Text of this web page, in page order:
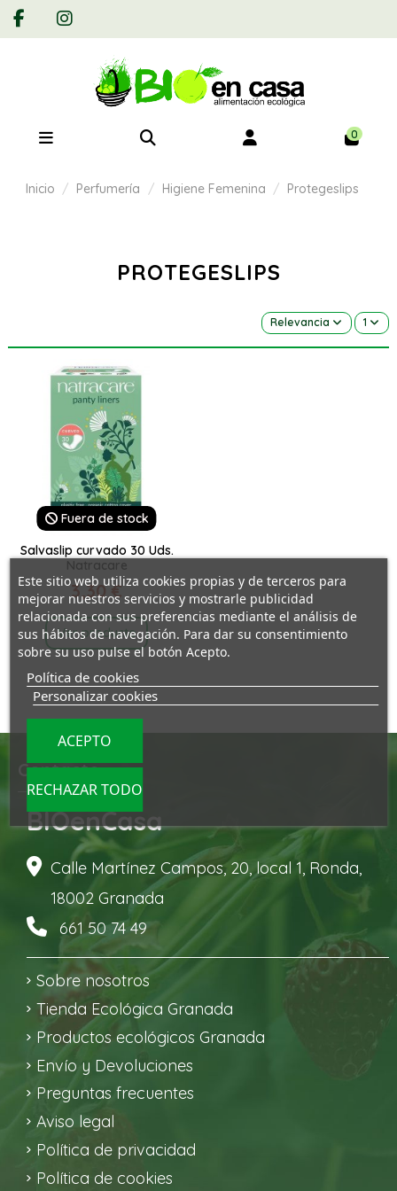
0
Inicio Perfumería Higiene Femenina Protegeslips
PROTEGESLIPS
Relevancia 1
Fuera de stock
Salvaslip curvado 30 Uds.
Natracare
3,30 €
Ver producto
Sobre nosotros
Tienda Ecológica Granada
Productos ecológicos Granada
Envío y Devoluciones
Preguntas frecuentes
Aviso legal
Política de privacidad
Política de cookies
Contacto
BIOenCasa
Calle Martínez Campos, 20, local 1, Ronda,
18002 Granada
661 50 74 49
Este sitio web utiliza cookies propias y de terceros para
mejorar nuestros servicios y mostrarle publicidad
relacionada con sus preferencias mediante el análisis de
sus hábitos de navegación. Para dar su consentimiento
sobre su uso pulse el botón Acepto.
Política de cookies
Personalizar cookies
RECHAZAR TODO
ACEPTO